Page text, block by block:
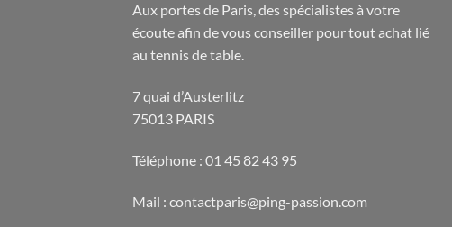
Aux portes de Paris, des spécialistes à votre
écoute afin de vous conseiller pour tout achat lié
au tennis de table.
7 quai d’Austerlitz
75013 PARIS
Téléphone : 01 45 82 43 95
Mail : contactparis@ping-passion.com